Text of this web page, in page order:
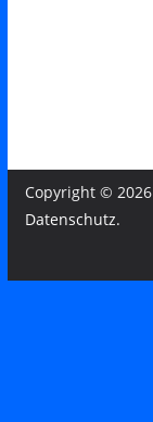
Copyright © 2026
Datenschutz.